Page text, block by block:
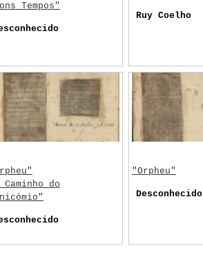
Tempos"
Ruy Coelho
Caminho do
"Orpheu"
Desconhecido